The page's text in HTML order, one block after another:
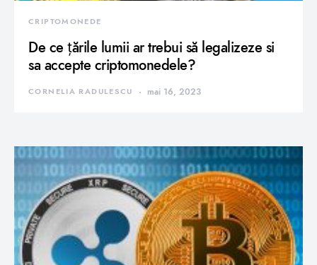
CRIPTOMONEDE
De ce țările lumii ar trebui să legalizeze si
sa accepte criptomonedele?
CORNELIA RADULESCU mai 16, 2023